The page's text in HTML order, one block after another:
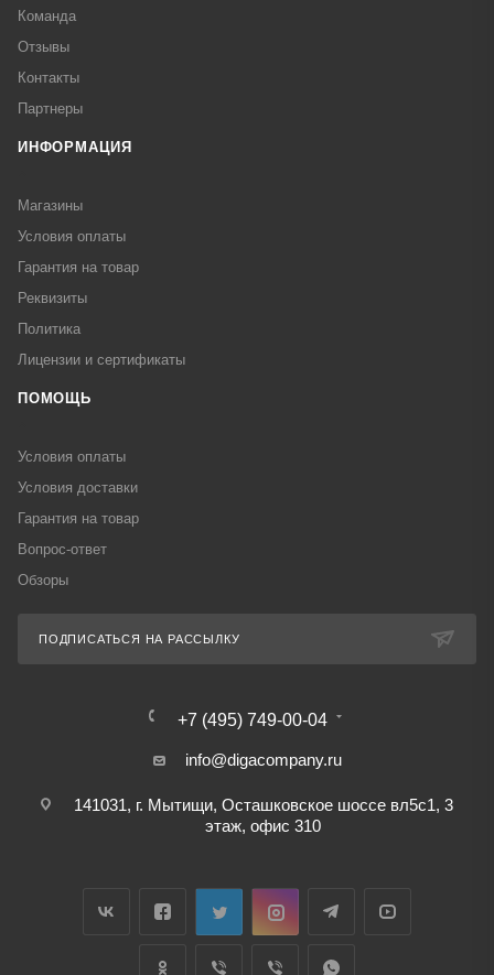
Команда
Отзывы
Контакты
Партнеры
ИНФОРМАЦИЯ
Магазины
Условия оплаты
Гарантия на товар
Реквизиты
Политика
Лицензии и сертификаты
ПОМОЩЬ
Условия оплаты
Условия доставки
Гарантия на товар
Вопрос-ответ
Обзоры
ПОДПИСАТЬСЯ НА РАССЫЛКУ
+7 (495) 749-00-04
info@digacompany.ru
141031, г. Мытищи, Осташковское шоссе вл5с1, 3
этаж, офис 310